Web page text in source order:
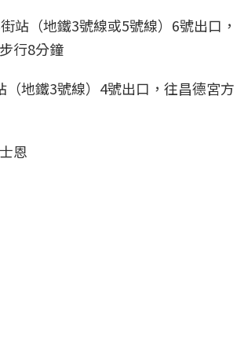
站（地鐵3號線或5號線）6號出口，
行8分鐘
（地鐵3號線）4號出口，往昌德宮方
恩